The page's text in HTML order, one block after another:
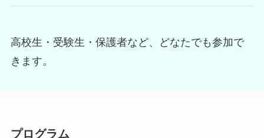
高校生・受験生・保護者など、どなたでも参加で
きます。
プログラム